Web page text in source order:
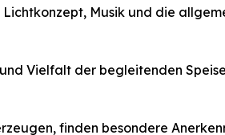
Musik und die
Vielfalt der begleitenden
finden besondere